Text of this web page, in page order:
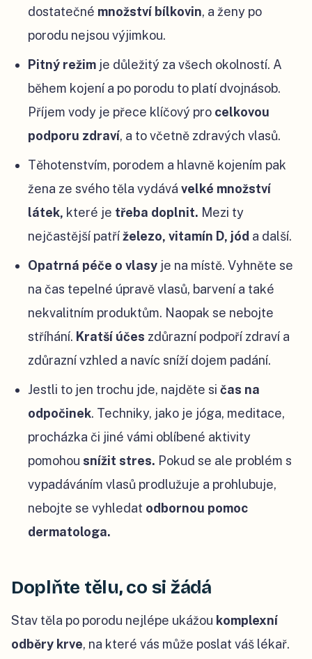
dostatečné množství bílkovin, a ženy po
porodu nejsou výjimkou.
Pitný režim je důležitý za všech okolností. A
během kojení a po porodu to platí dvojnásob.
Příjem vody je přece klíčový pro celkovou
podporu zdraví, a to včetně zdravých vlasů.
Těhotenstvím, porodem a hlavně kojením pak
žena ze svého těla vydává velké množství
látek, které je třeba doplnit. Mezi ty
nejčastější patříželezo, vitamín D, jód a další.
Opatrná péče o vlasy je na místě. Vyhněte se
na čas tepelné úpravě vlasů, barvení a také
nekvalitním produktům. Naopak se nebojte
stříhání. Kratší účes zdůrazní podpoří zdraví a
zdůrazní vzhled a navíc sníží dojem padání.
Jestli to jen trochu jde, najděte si čas na
odpočinek. Techniky, jako je jóga, meditace,
procházka či jiné vámi oblíbené aktivity
pomohou snížit stres. Pokud se ale problém s
vypadáváním vlasů prodlužuje a prohlubuje,
nebojte se vyhledat odbornou pomoc
dermatologa.
Doplňte tělu, co si žádá
Stav těla po porodu nejlépe ukážou komplexní
odběry krve, na které vás může poslat váš lékař.